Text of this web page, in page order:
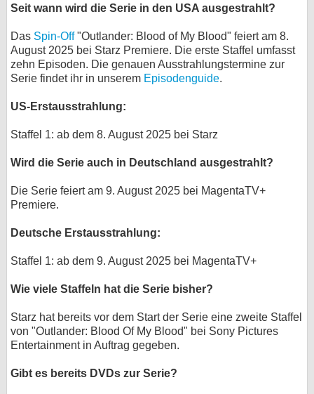
Seit wann wird die Serie in den USA ausgestrahlt?
Das Spin-Off"Outlander: Blood of My Blood" feiert am 8.
August 2025 bei Starz Premiere. Die erste Staffel umfasst
zehn Episoden. Die genauen Ausstrahlungstermine zur
Serie findet ihr in unserem Episodenguide.
US-Erstausstrahlung:
Staffel 1: ab dem 8. August 2025 bei Starz
Wird die Serie auch in Deutschland ausgestrahlt?
Die Serie feiert am 9. August 2025 bei MagentaTV+
Premiere.
Deutsche Erstausstrahlung:
Staffel 1: ab dem 9. August 2025 bei MagentaTV+
Wie viele Staffeln hat die Serie bisher?
Starz hat bereits vor dem Start der Serie eine zweite Staffel
von "Outlander: Blood Of My Blood" bei Sony Pictures
Entertainment in Auftrag gegeben.
Gibt es bereits DVDs zur Serie?
Desktop-Ansicht
myFanbase